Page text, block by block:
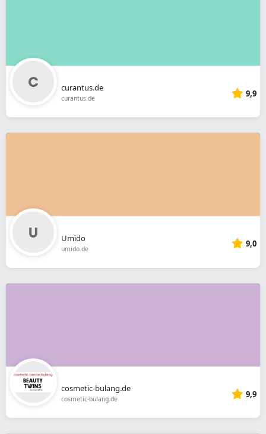
curantus.de
curantus.de 9,9
Umido
umido.de 9,0
cosmetic-bulang.de
cosmetic-bulang.de 9,9